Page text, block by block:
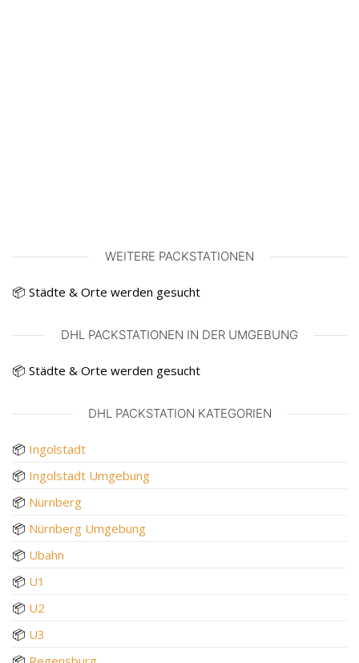
WEITERE PACKSTATIONEN
📦 Städte & Orte werden gesucht
DHL PACKSTATIONEN IN DER UMGEBUNG
📦 Städte & Orte werden gesucht
DHL PACKSTATION KATEGORIEN
📦 Ingolstadt
📦 Ingolstadt Umgebung
📦 Nürnberg
📦 Nürnberg Umgebung
📦 Ubahn
📦 U1
📦 U2
📦 U3